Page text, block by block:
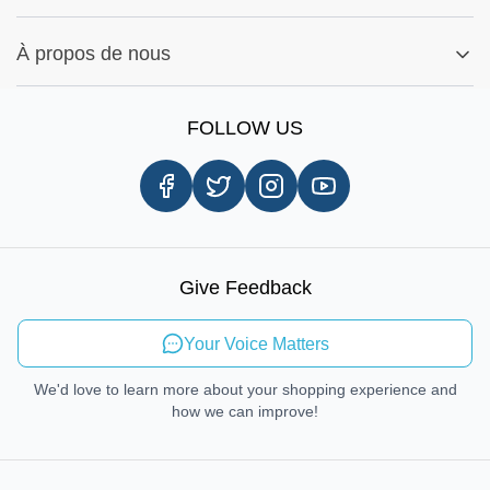
Paramètres Des Cookies
Signaler un bug
Information sur l'expédition
Livraison le jour même
Procédures d'enlèvement en magasin
À propos de nous
Envoyer des commentaires
FOLLOW US
Give Feedback
Your Voice Matters
We'd love to learn more about your shopping experience and
how we can improve!